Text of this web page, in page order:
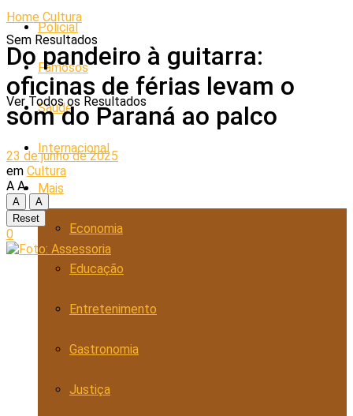
Policial
Famosos
Saúde
Internacional
Mais
Economia
Educação
Entretenimento
Gastronomia
Justiça
Sem Resultados
Ver Todos os Resultados
Home Cultura
Do pandeiro à guitarra:
oficinas de férias levam o
som do Paraná ao palco
23 de junho de 2025
em Cultura
A A
A
A
Reset
0